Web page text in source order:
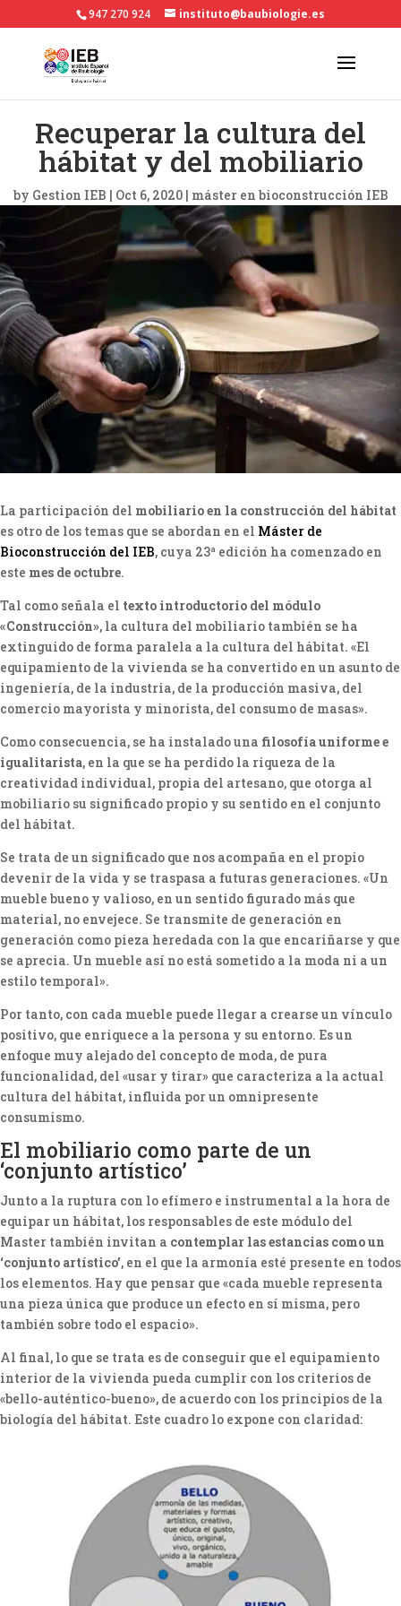
947 270 924 instituto@baubiologie.es
Recuperar la cultura del
hábitat y del mobiliario
by Gestion IEB | Oct 6, 2020| máster en bioconstrucción IEB
La participación del mobiliario en la construcción del hábitat
es otro de los temas que se abordan en el Máster de
Bioconstrucción del IEB, cuya 23ª edición ha comenzado en
este mes de octubre.
Tal como señala el texto introductorio del módulo
«Construcción», la cultura del mobiliario también se ha
extinguido de forma paralela a la cultura del hábitat. «El
equipamiento de la vivienda se ha convertido en un asunto de
ingeniería, de la industria, de la producción masiva, del
comercio mayorista y minorista, del consumo de masas».
Como consecuencia, se ha instalado una filosofía uniforme e
igualitarista, en la que se ha perdido la riqueza de la
creatividad individual, propia del artesano, que otorga al
mobiliario su significado propio y su sentido en el conjunto
del hábitat.
Se trata de un significado que nos acompaña en el propio
devenir de la vida y se traspasa a futuras generaciones. «Un
mueble bueno y valioso, en un sentido figurado más que
material, no envejece. Se transmite de generación en
generación como pieza heredada con la que encariñarse y que
se aprecia. Un mueble así no está sometido a la moda ni a un
estilo temporal».
Por tanto, con cada mueble puede llegar a crearse un vínculo
positivo, que enriquece a la persona y su entorno. Es un
enfoque muy alejado del concepto de moda, de pura
funcionalidad, del «usar y tirar» que caracteriza a la actual
cultura del hábitat, influida por un omnipresente
consumismo.
El mobiliario como parte de un
‘conjunto artístico’
Junto a la ruptura con lo efímero e instrumental a la hora de
equipar un hábitat, los responsables de este módulo del
Master también invitan a contemplar las estancias como un
‘conjunto artístico’, en el que la armonía esté presente en todos
los elementos. Hay que pensar que «cada mueble representa
una pieza única que produce un efecto en sí misma, pero
también sobre todo el espacio».
Al final, lo que se trata es de conseguir que el equipamiento
interior de la vivienda pueda cumplir con los criterios de
«bello-auténtico-bueno», de acuerdo con los principios de la
biología del hábitat. Este cuadro lo expone con claridad: